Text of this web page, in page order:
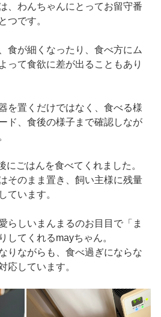
、わんちゃんにとってお留守番
つです。
食が細くなったり、食べ方にム
って食欲に差が出ることもあり
を置くだけではなく、食べる様
ド、食後の様子まで確認しなが
にごはんを食べてくれました。
そのまま置き、飼い主様に残量
ています。
らしいまんまるのお目目で「ま
してくれるmayちゃん。
りながらも、食べ過ぎにならな
応しています。